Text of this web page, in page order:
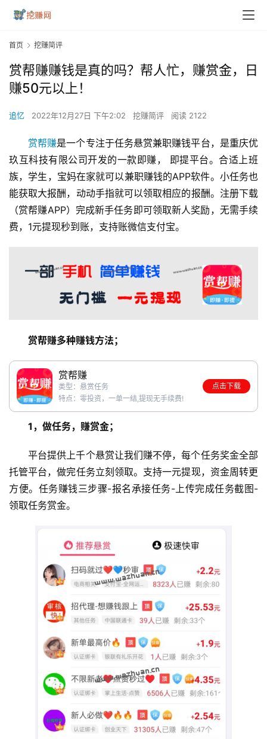
首页 挖赚简评
赏帮赚赚钱是真的吗？帮人忙，赚赏金，日
赚50元以上！
追忆 2022年12月27日 下午2:02 挖赚简评 阅读 2122
赏帮赚是一个专注于任务悬赏兼职赚钱平台，是重庆优
玖互科技有限公司开发的一款即赚， 即提平台。合适上班
族，学生，宝妈在家就可以兼职赚钱的APP软件。小任务也
能获取大报酬，动动手指就可以领取相应的报酬。注册下载
（赏帮赚APP）完成新手任务即可领取新人奖励，无需手续
费，1元提现秒到账，支持账微信支付宝。
赏帮赚多种赚钱方法；
赏帮赚
类型：悬赏任务
特点：零投资，一单一结,提现无手续费!
点击下载
1，做任务，赚赏金；
平台提供上千个悬赏让我们赚不停，每个任务奖金全部
托管平台，做完任务立刻领取。支持一元提现，资金周转更
方便。任务赚钱三步骤-报名承接任务-上传完成任务截图-
领取任务赏金。